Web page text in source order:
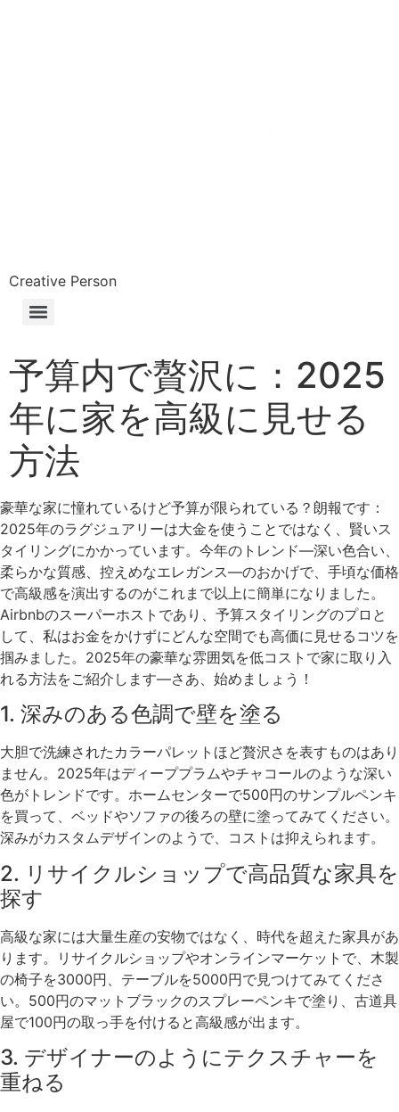
Creative Person
予算内で贅沢に：2025
年に家を高級に見せる
方法
豪華な家に憧れているけど予算が限られている？朗報です：
2025年のラグジュアリーは大金を使うことではなく、賢いス
タイリングにかかっています。今年のトレンド—深い色合い、
柔らかな質感、控えめなエレガンス—のおかげで、手頃な価格
で高級感を演出するのがこれまで以上に簡単になりました。
Airbnbのスーパーホストであり、予算スタイリングのプロと
して、私はお金をかけずにどんな空間でも高価に見せるコツを
掴みました。2025年の豪華な雰囲気を低コストで家に取り入
れる方法をご紹介します—さあ、始めましょう！
1. 深みのある色調で壁を塗る
大胆で洗練されたカラーパレットほど贅沢さを表すものはあり
ません。2025年はディーププラムやチャコールのような深い
色がトレンドです。ホームセンターで500円のサンプルペンキ
を買って、ベッドやソファの後ろの壁に塗ってみてください。
深みがカスタムデザインのようで、コストは抑えられます。
2. リサイクルショップで高品質な家具を
探す
高級な家には大量生産の安物ではなく、時代を超えた家具があ
ります。リサイクルショップやオンラインマーケットで、木製
の椅子を3000円、テーブルを5000円で見つけてみてくださ
い。500円のマットブラックのスプレーペンキで塗り、古道具
屋で100円の取っ手を付けると高級感が出ます。
3. デザイナーのようにテクスチャーを
重ねる